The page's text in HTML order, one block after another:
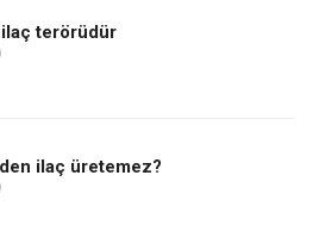
ilaç terörüdür
ilaç üretemez?